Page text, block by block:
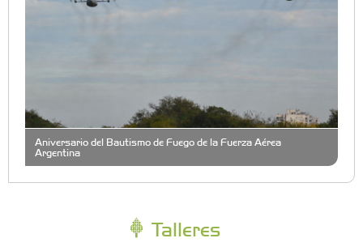
Aniversario del Bautismo de Fuego de la Fuerza Aérea
Argentina
Talleres